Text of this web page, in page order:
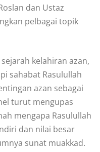
dan Ustaz
pelbagai topik
kelahiran azan,
sahabat Rasulullah
azan sebagai
turut mengupas
mengapa Rasulullah
dan nilai besar
sunat muakkad.